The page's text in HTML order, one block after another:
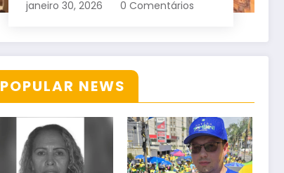
janeiro 30, 2026 0 Comentários
POPULAR NEWS